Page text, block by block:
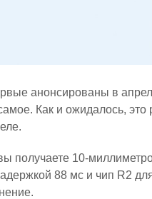
анонсированы в
Как и ожидалось,
получаете 10-
88 мс и чип R2